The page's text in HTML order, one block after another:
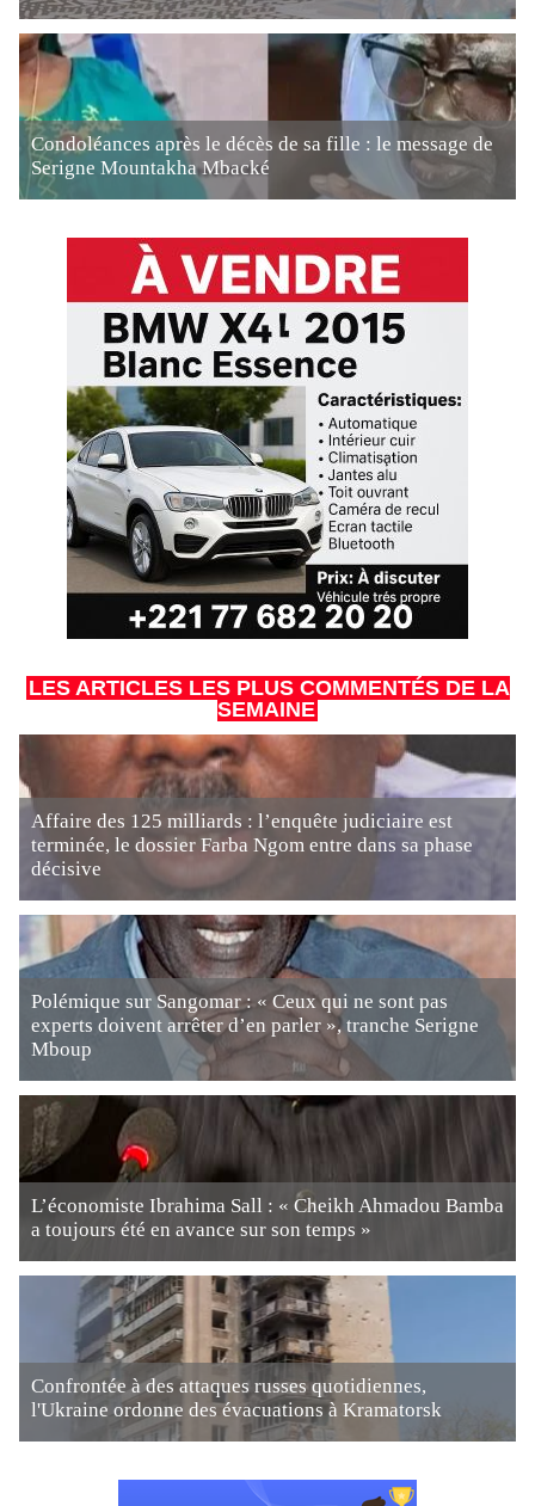
Condoléances après le décès de sa fille : le message de
Serigne Mountakha Mbacké
LES ARTICLES LES PLUS COMMENTÉS DE LA
SEMAINE
Affaire des 125 milliards : l’enquête judiciaire est
terminée, le dossier Farba Ngom entre dans sa phase
décisive
Polémique sur Sangomar : « Ceux qui ne sont pas
experts doivent arrêter d’en parler », tranche Serigne
Mboup
L’économiste Ibrahima Sall : « Cheikh Ahmadou Bamba
a toujours été en avance sur son temps »
Confrontée à des attaques russes quotidiennes,
l'Ukraine ordonne des évacuations à Kramatorsk